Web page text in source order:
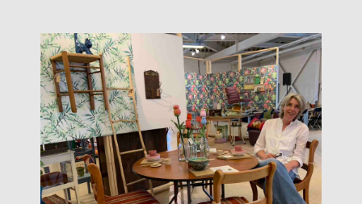
Home
Exposanten
2026
Archief
Programma